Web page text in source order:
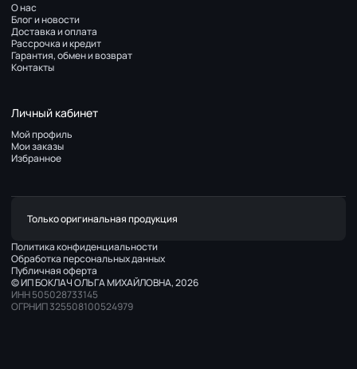
О нас
Блог и новости
Доставка и оплата
Рассрочка и кредит
Гарантия, обмен и возврат
Контакты
Личный кабинет
Мой профиль
Мои заказы
Избранное
Только оригинальная продукция
Политика конфиденциальности
Обработка персональных данных
Публичная оферта
© ИП БОКЛАЧ ОЛЬГА МИХАЙЛОВНА, 2026
ИНН 505028733145
ОГРНИП 325508100524979